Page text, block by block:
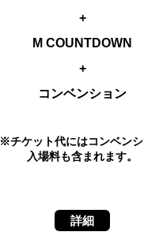
+
M COUNTDOWN
+
コンベンション
※チケット代にはコンベン
入場料も含まれます。
詳細